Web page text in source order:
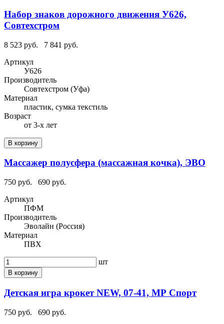
Набор знаков дорожного движения У626,
Совтехстром
8 523 руб.
7 841 руб.
Артикул
У626
Производитель
Совтехстром (Уфа)
Материал
пластик, сумка текстиль
Возраст
от 3-х лет
В корзину
Массажер полусфера (массажная кочка), ЭВО
750 руб.
690 руб.
Артикул
ПФМ
Производитель
Эволайн (Россия)
Материал
ПВХ
шт
В корзину
Детская игра крокет NEW, 07-41, МР Спорт
750 руб.
690 руб.